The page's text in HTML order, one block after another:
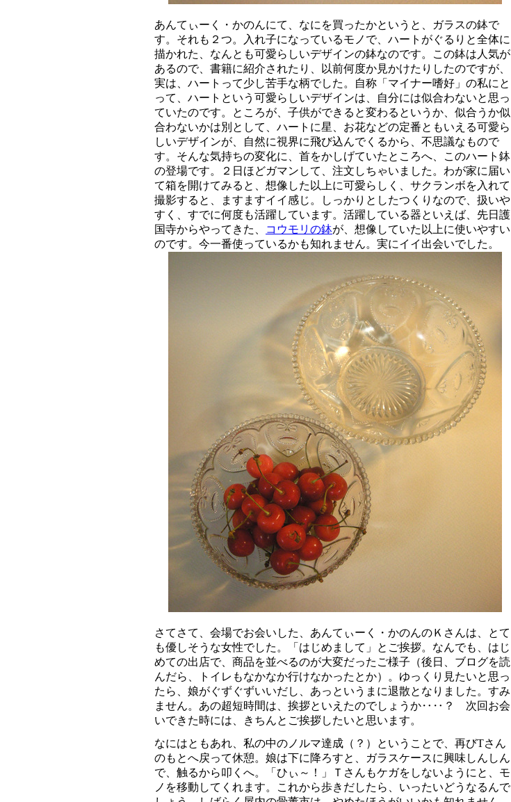
あんてぃーく・かのんにて、なにを買ったかというと、ガラスの鉢で
す。それも２つ。入れ子になっているモノで、ハートがぐるりと全体に
描かれた、なんとも可愛らしいデザインの鉢なのです。この鉢は人気が
あるので、書籍に紹介されたり、以前何度か見かけたりしたのですが、
実は、ハートって少し苦手な柄でした。自称「マイナー嗜好」の私にと
って、ハートという可愛らしいデザインは、自分には似合わないと思っ
ていたのです。ところが、子供ができると変わるというか、似合うか似
合わないかは別として、ハートに星、お花などの定番ともいえる可愛ら
しいデザインが、自然に視界に飛び込んでくるから、不思議なもので
す。そんな気持ちの変化に、首をかしげていたところへ、このハート鉢
の登場です。２日ほどガマンして、注文しちゃいました。わが家に届い
て箱を開けてみると、想像した以上に可愛らしく、サクランボを入れて
撮影すると、ますますイイ感じ。しっかりとしたつくりなので、扱いや
すく、すでに何度も活躍しています。活躍している器といえば、先日護
国寺からやってきた、
コウモリの鉢が、想像していた以上に使いやすい
のです。今一番使っているかも知れません。実にイイ出会いでした。
さてさて、会場でお会いした、あんてぃーく・かのんのＫさんは、とて
も優しそうな女性でした。「はじめまして」とご挨拶。なんでも、はじ
めての出店で、商品を並べるのが大変だったご様子（後日、ブログを読
んだら、トイレもなかなか行けなかったとか）。ゆっくり見たいと思っ
たら、娘がぐずぐずいいだし、あっというまに退散となりました。すみ
ません。あの超短時間は、挨拶といえたのでしょうか‥‥？ 次回お会
いできた時には、きちんとご挨拶したいと思います。
なにはともあれ、私の中のノルマ達成（？）ということで、再びTさん
のもとへ戻って休憩。娘は下に降ろすと、ガラスケースに興味しんしん
で、触るから叩くへ。「ひぃ～！」Ｔさんもケガをしないようにと、モ
ノを移動してくれます。これから歩きだしたら、いったいどうなるんで